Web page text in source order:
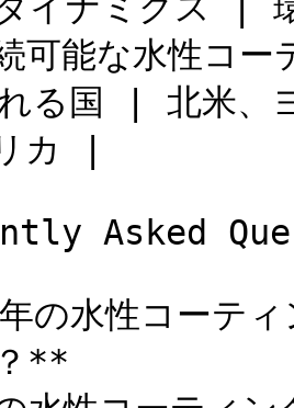
可能な水性コ
る国 | 北米、
カ |
Asked
水性コーティ
**